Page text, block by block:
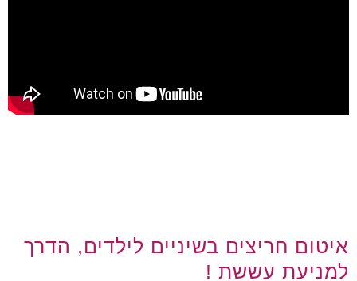
איטום חריצים בשיניים לילדים, הדרך
למניעת עששת !